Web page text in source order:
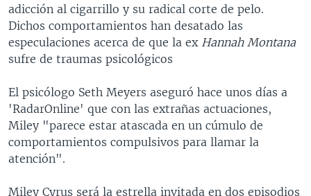
adicción al cigarrillo y su radical corte de pelo.
Dichos comportamientos han desatado las
especulaciones acerca de que la ex Hannah Montana
sufre de traumas psicológicos
El psicólogo Seth Meyers aseguró hace unos días a
'RadarOnline' que con las extrañas actuaciones,
Miley "parece estar atascada en un cúmulo de
comportamientos compulsivos para llamar la
atención".
Miley Cyrus será la estrella invitada en dos episodios